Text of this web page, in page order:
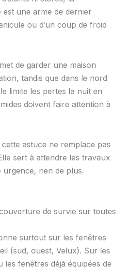
une arme de dernier
ou d’un coup de froid
de garder une maison
tandis que dans le nord
limite les pertes la nuit en
doivent faire attention à
cette astuce ne remplace pas
sert à attendre les travaux
rien de plus.
de survie sur toutes
surtout sur les fenêtres
(sud, ouest, Velux). Sur les
les fenêtres déjà équipées de